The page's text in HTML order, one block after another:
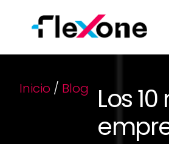
Inicio / Blog
Los